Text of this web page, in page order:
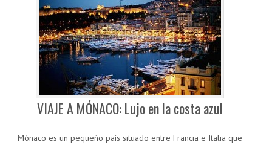
VIAJE A MÓNACO: Lujo en la costa azul
Mónaco es un pequeño país situado entre Francia e Italia que